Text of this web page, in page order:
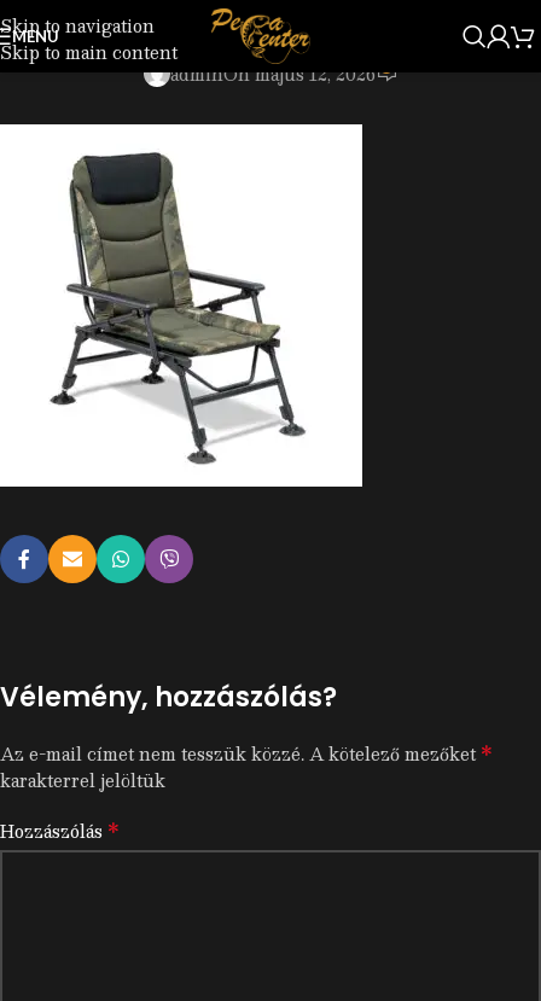
Skip to navigation
Skip to main content
MENU 7158677.jpg
adminOn május 12, 2026
Vélemény, hozzászólás?
Az e-mail címet nem tesszük közzé.A kötelező mezőket*
karakterrel jelöltük
Hozzászólás *